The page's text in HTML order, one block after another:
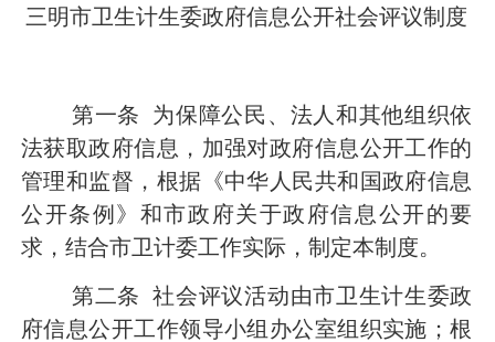
三明市卫生计生委政府信息公开社会评议制度
第一条
为保障公民、法人和其他组织依
法获取政府信息，加强对政府信息公开工作的
管理和监督，根据《中华人民共和国政府信息
公开条例》和市政府关于政府信息公开的要
求，结合市卫计委工作实际，制定本制度。
第二条
社会评议活动由市卫生计生委政
府信息公开工作领导小组办公室组织实施；根